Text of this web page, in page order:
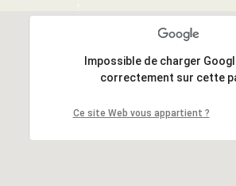
Impossible de charger
correctement sur cette
Ce site Web vous appartient ?
Impossible de charger
correctement sur cette
Ce site Web vous appartient ?